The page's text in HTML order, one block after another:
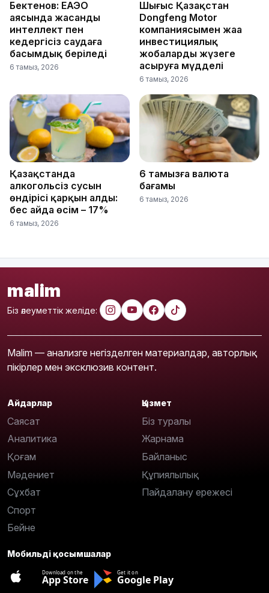
Бектенов: ЕАЭО
аясында жасанды
интеллект пен
кедергісіз саудаға
басымдық беріледі
6 тамыз, 2026
Шығыс Қазақстан
Dongfeng Motor
компаниясымен жаңа
инвестициялық
жобаларды жүзеге
асыруға мүдделі
6 тамыз, 2026
Қазақстанда
алкогольсіз сусын
өндірісі қарқын алды:
бес айда өсім – 17%
6 тамыз, 2026
6 тамызға валюта
бағамы
6 тамыз, 2026
malim
Біз әлеуметтік желіде:
Malim — анализге негізделген материалдар, авторлық
пікірлер мен эксклюзив контент.
Айдарлар
Саясат
Аналитика
Қоғам
Мәдениет
Сұхбат
Спорт
Бейне
Қызмет
Біз туралы
Жарнама
Байланыс
Құпиялылық
Пайдалану ережесі
Мобильді қосымшалар
Download on the
App Store
Get it on
Google Play